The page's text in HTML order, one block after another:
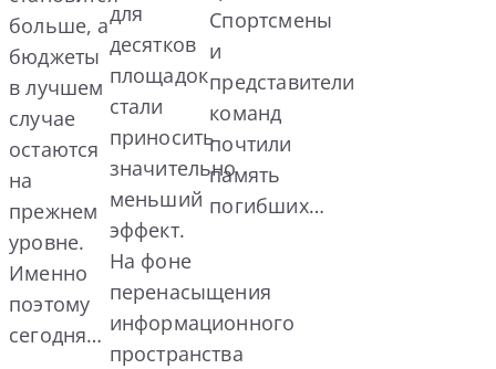
больше, а
бюджеты
в лучшем
случае
остаются
на
прежнем
уровне.
Именно
поэтому
сегодня…
для
десятков
площадок
стали
приносить
значительно
меньший
эффект.
На фоне
перенасыщения
информационного
пространства
Спортсмены
и
представители
команд
почтили
память
погибших…